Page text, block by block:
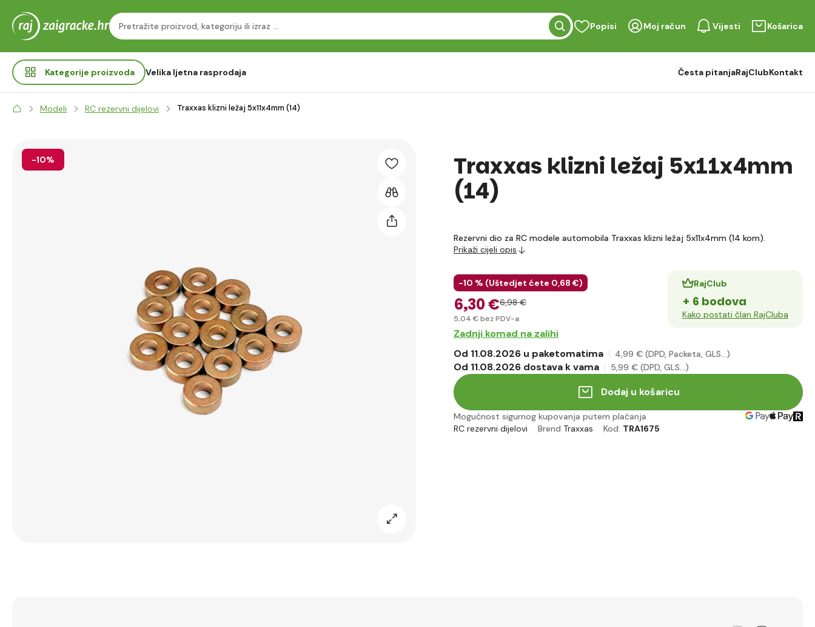
Popisi Moj račun Vijesti Košarica
Kategorije proizvoda Velika ljetna rasprodaja Česta pitanjaRajClubKontakt
Modeli RC rezervni dijelovi Traxxas klizni ležaj 5x11x4mm (14)
-10%
Traxxas klizni ležaj 5x11x4mm
(14)
Rezervni dio za RC modele automobila Traxxas klizni ležaj 5x11x4mm (14 kom).
Prikaži cijeli opis
-10 % (Uštedjet ćete 0,68 €)
6,30 €6,98 €
5,04 € bez PDV-a
RajClub
+ 6 bodova
Kako postati član RajCluba
Zadnji komad na zalihi
Od 11.08.2026 u paketomatima
4,99 € (DPD, Packeta, GLS...)
Od 11.08.2026 dostava k vama 5,99 € (DPD, GLS...)
Dodaj u košaricu
Mogućnost sigurnog kupovanja putem plaćanja
RC rezervni dijelovi
Brend Traxxas Kod: TRA1675